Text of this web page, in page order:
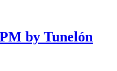
by Tunelón